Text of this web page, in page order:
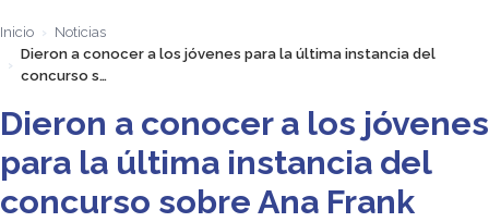
Inicio
Noticias
Dieron a conocer a los jóvenes para la última instancia del
concurso s…
Dieron a conocer a los jóvenes
para la última instancia del
concurso sobre Ana Frank